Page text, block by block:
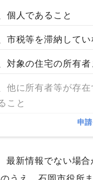
個人であること
市税等を滞納して
対象の住宅の所有
他に所有者等が存
こと
申
最新情報でない場